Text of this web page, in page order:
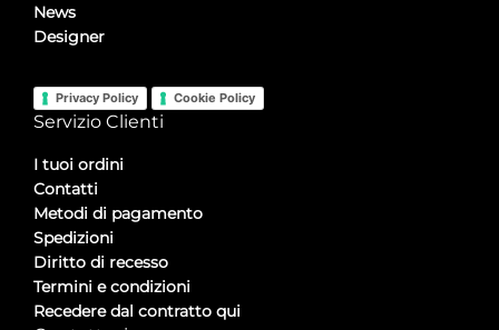
News
Designer
Privacy Policy Cookie Policy
Servizio Clienti
I tuoi ordini
Contatti
Metodi di pagamento
Spedizioni
Diritto di recesso
Termini e condizioni
Recedere dal contratto qui